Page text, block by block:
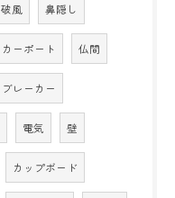
破風 鼻隠し
カーポート 仏間
ブレーカー
電気 壁
カップボード